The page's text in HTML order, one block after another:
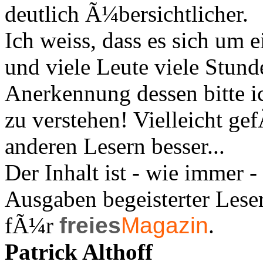
deutlich Ã¼bersichtlicher.
Ich weiss, dass es sich
und viele Leute viele
Anerkennung dessen bitte
zu verstehen! Vielleicht
anderen Lesern besser...
Der Inhalt ist - wie immer
Ausgaben begeisterter
fÃ¼r freiesMagazin.
Patrick Althoff